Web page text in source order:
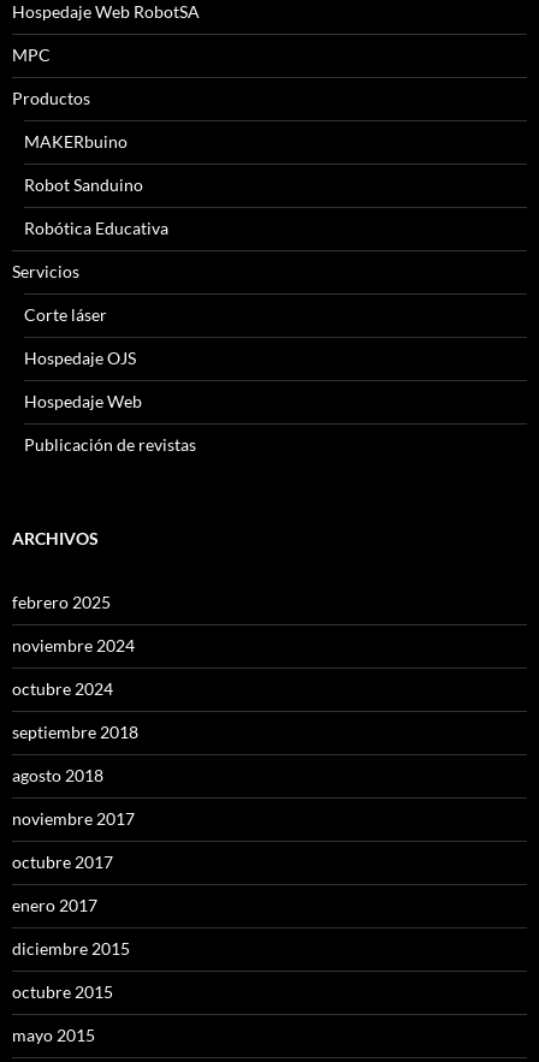
Hospedaje Web RobotSA
MPC
Productos
MAKERbuino
Robot Sanduino
Robótica Educativa
Servicios
Corte láser
Hospedaje OJS
Hospedaje Web
Publicación de revistas
ARCHIVOS
febrero 2025
noviembre 2024
octubre 2024
septiembre 2018
agosto 2018
noviembre 2017
octubre 2017
enero 2017
diciembre 2015
octubre 2015
mayo 2015